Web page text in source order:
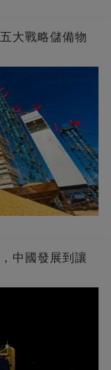
大戰略儲備物
中國發展到讓